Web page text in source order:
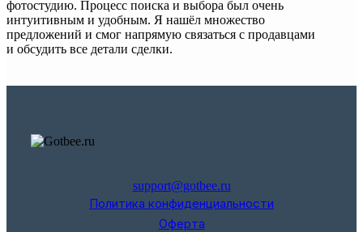
фотостудию. Процесс поиска и выбора был очень
интуитивным и удобным. Я нашёл множество
предложений и смог напрямую связаться с продавцами
и обсудить все детали сделки.
support@gotbee.ru
Политика конфиденциальности
Оферта